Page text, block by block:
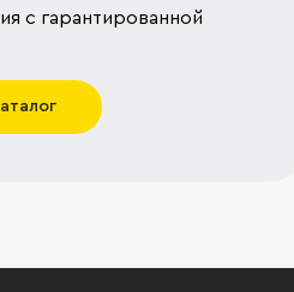
с гарантированной